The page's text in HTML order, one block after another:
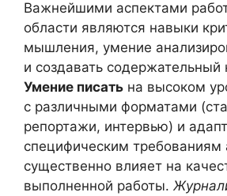
Важнейшими аспектами
области являются навыки
мышления, умение
и создавать содержательный
Умение писать на высоком
с различными форматами
репортажи, интервью) и
специфическим требованиям
существенно влияет на
выполненной работы.